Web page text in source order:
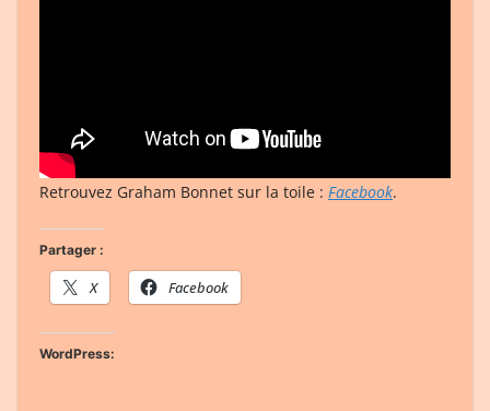
Retrouvez Graham Bonnet sur la toile : Facebook.
Partager :
X Facebook
WordPress: